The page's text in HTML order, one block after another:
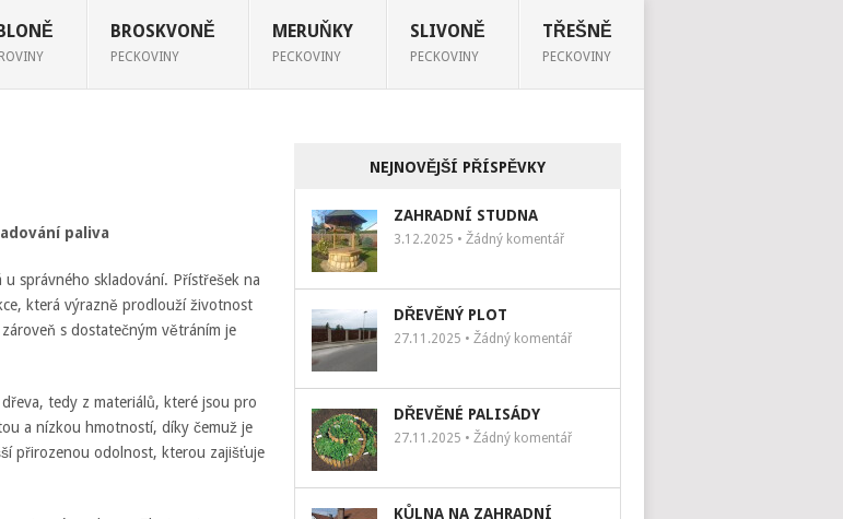
BROSKVONĚ
PECKOVINY
MERUŇKY
PECKOVINY
SLIVONĚ
PECKOVINY
TŘEŠNĚ
PECKOVINY
paliva
správného skladování. Přístřešek na
která výrazně prodlouží životnost
s dostatečným větráním je
tedy z materiálů, které jsou pro
a nízkou hmotností, díky čemuž je
přirozenou odolnost, kterou zajišťuje
NEJNOVĚJŠÍ PŘÍSPĚVKY
ZAHRADNÍ STUDNA
3.12.2025 • Žádný komentář
DŘEVĚNÝ PLOT
27.11.2025 • Žádný komentář
DŘEVĚNÉ PALISÁDY
27.11.2025 • Žádný komentář
KŮLNA NA ZAHRADNÍ